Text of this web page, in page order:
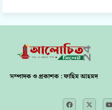
সম্পাদক ও প্রকাশক : ফাহিম আহমদ